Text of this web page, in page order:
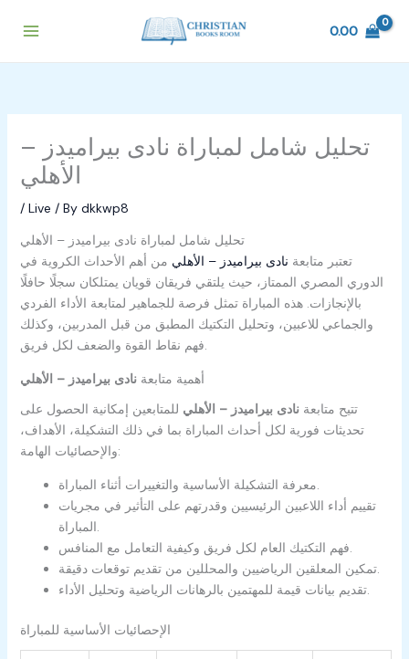
0.00
تحليل شامل لمباراة نادى بيراميدز –
الأهلي
/ Live / By dkkwp8
تحليل شامل لمباراة نادى بيراميدز – الأهلي
تعتبر متابعة نادى بيراميدز – الأهلي من أهم الأحداث الكروية في
الدوري المصري الممتاز، حيث يلتقي فريقان قويان يمتلكان سجلًا حافلًا
بالإنجازات. هذه المباراة تمثل فرصة للجماهير لمتابعة الأداء الفردي
والجماعي للاعبين، وتحليل التكتيك المطبق من قبل المدربين، وكذلك
فهم نقاط القوة والضعف لكل فريق.
أهمية متابعةنادى بيراميدز – الأهلي
تتيح متابعةنادى بيراميدز – الأهلي للمتابعين إمكانية الحصول على
تحديثات فورية لكل أحداث المباراة بما في ذلك التشكيلة، الأهداف،
والإحصائيات الهامة:
معرفة التشكيلة الأساسية والتغييرات أثناء المباراة.
تقييم أداء اللاعبين الرئيسيين وقدرتهم على التأثير في مجريات
المباراة.
فهم التكتيك العام لكل فريق وكيفية التعامل مع المنافس.
تمكين المعلقين الرياضيين والمحللين من تقديم توقعات دقيقة.
تقديم بيانات قيمة للمهتمين بالرهانات الرياضية وتحليل الأداء.
الإحصائيات الأساسية للمباراة